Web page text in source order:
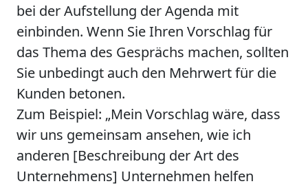
bei der Aufstellung der Agenda mit
einbinden. Wenn Sie Ihren Vorschlag für
das Thema des Gesprächs machen, sollten
Sie unbedingt auch den Mehrwert für die
Kunden betonen.
Zum Beispiel: „Mein Vorschlag wäre, dass
wir uns gemeinsam ansehen, wie ich
anderen [Beschreibung der Art des
Unternehmens] Unternehmen helfen